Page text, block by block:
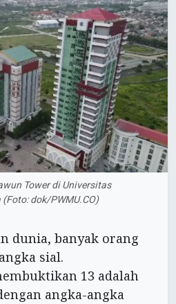
Tower di Universitas
dok/PWMU.CO)
dunia, banyak orang
sial.
13 adalah
angka-angka